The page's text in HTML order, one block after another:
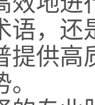
语，还
提供高